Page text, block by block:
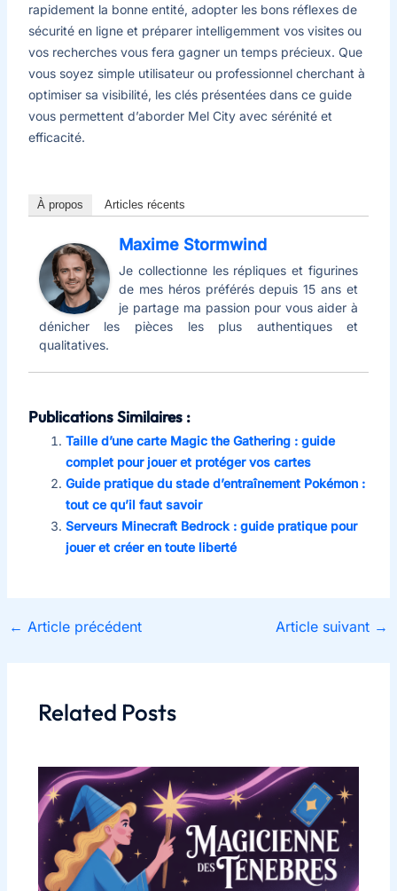
rapidement la bonne entité, adopter les bons réflexes de
sécurité en ligne et préparer intelligemment vos visites ou
vos recherches vous fera gagner un temps précieux. Que
vous soyez simple utilisateur ou professionnel cherchant à
optimiser sa visibilité, les clés présentées dans ce guide
vous permettent d’aborder Mel City avec sérénité et
efficacité.
À propos Articles récents
Maxime Stormwind
Je collectionne les répliques et figurines
de mes héros préférés depuis 15 ans et
je partage ma passion pour vous aider à
dénicher les pièces les plus authentiques et
qualitatives.
Publications Similaires :
Taille d’une carte Magic the Gathering : guide
complet pour jouer et protéger vos cartes
Guide pratique du stade d’entraînement Pokémon :
tout ce qu’il faut savoir
Serveurs Minecraft Bedrock : guide pratique pour
jouer et créer en toute liberté
← Article précédent Article suivant →
Related Posts